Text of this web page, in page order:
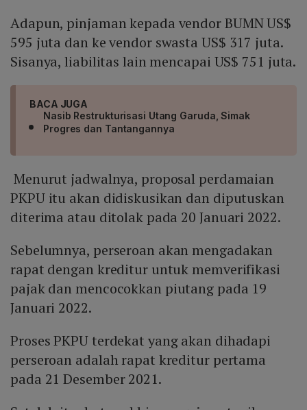
Adapun, pinjaman kepada vendor BUMN US$
595 juta dan ke vendor swasta US$ 317 juta.
Sisanya, liabilitas lain mencapai US$ 751 juta.
BACA JUGA
Nasib Restrukturisasi Utang Garuda, Simak
Progres dan Tantangannya
Menurut jadwalnya, proposal perdamaian
PKPU itu akan didiskusikan dan diputuskan
diterima atau ditolak pada 20 Januari 2022.
Sebelumnya, perseroan akan mengadakan
rapat dengan kreditur untuk memverifikasi
pajak dan mencocokkan piutang pada 19
Januari 2022.
Proses PKPU terdekat yang akan dihadapi
perseroan adalah rapat kreditur pertama
pada 21 Desember 2021.